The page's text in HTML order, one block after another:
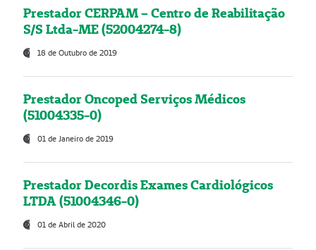
Prestador CERPAM – Centro de Reabilitação
S/S Ltda-ME (52004274-8)
18 de Outubro de 2019
Prestador Oncoped Serviços Médicos
(51004335-0)
01 de Janeiro de 2019
Prestador Decordis Exames Cardiológicos
LTDA (51004346-0)
01 de Abril de 2020